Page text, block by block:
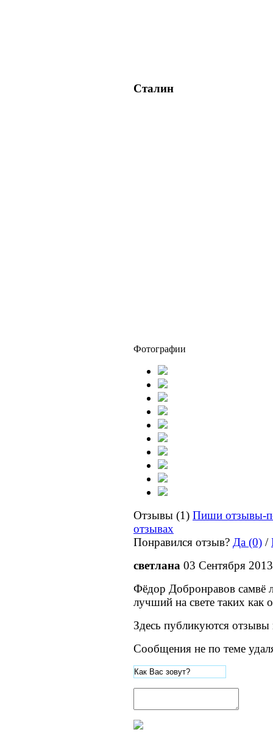
Сталин
Фотографии
Отзывы (1) Пиши отзывы-
отзывах
Понравился отзыв? Да (0) /
светлана 03 Сентября
Фёдор Добронравов
лучший на свете таких как
Здесь публикуются отзывы
Сообщения не по теме